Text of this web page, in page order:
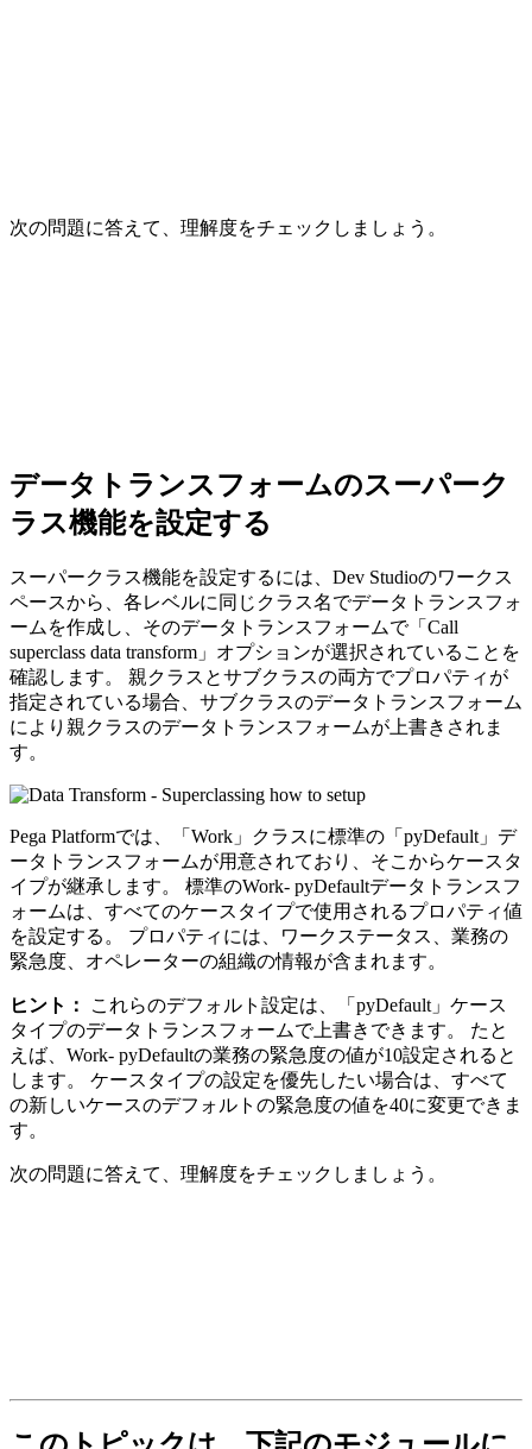
次の問題に答えて、理解度をチェックしましょう。
データトランスフォームのスーパーク
ラス機能を設定する
スーパークラス機能を設定するには、 Dev Studioのワークス
ペースから、各レベルに同じクラス名でデータトランスフォ
ームを作成し、そのデータトランスフォームで「Call
superclass data transform」 オプションが選択されていることを
確認します。 親クラスとサブクラスの両方でプロパティが
指定されている場合、サブクラスのデータトランスフォーム
により親クラスのデータトランスフォームが上書きされま
す。
Pega Platformでは、「Work」クラスに標準の 「pyDefault」 デ
ータトランスフォームが用意されており、そこからケースタ
イプが継承します。 標準のWork- pyDefaultデータトランスフ
ォームは、すべてのケースタイプで使用されるプロパティ値
を設定する。 プロパティには、ワークステータス、業務の
緊急度、オペレーターの組織の情報が含まれます。
ヒント： これらのデフォルト設定は、 「pyDefault」 ケース
タイプのデータトランスフォームで上書きできます。 たと
えば、Work- pyDefaultの業務の緊急度の値が10設定されると
します。 ケースタイプの設定を優先したい場合は、すべて
の新しいケースのデフォルトの緊急度の値を40に変更できま
す。
次の問題に答えて、理解度をチェックしましょう。